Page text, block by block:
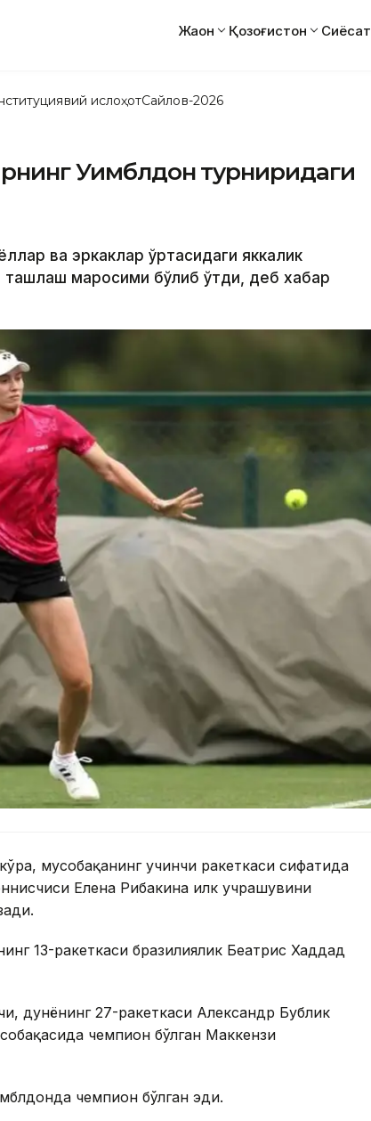
Жаҳон Қозоғистон Сиёсат
ислоҳотСайлов-2026
Уимблдон турниридаги
ва эркаклар ўртасидаги яккалик
ташлаш маросими бўлиб ўтди, деб хабар
мусобақанинг учинчи ракеткаси сифатида
Елена Рибакина илк учрашувини
13-ракеткаси бразилиялик Беатрис Хаддад
дунёнинг 27-ракеткаси Александр Бублик
чемпион бўлган Маккензи
чемпион бўлган эди.